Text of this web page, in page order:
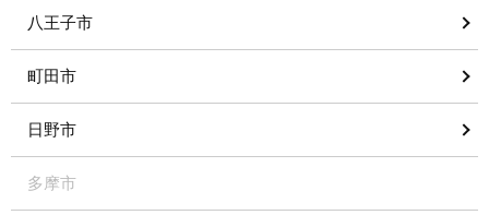
八王子市
町田市
日野市
多摩市